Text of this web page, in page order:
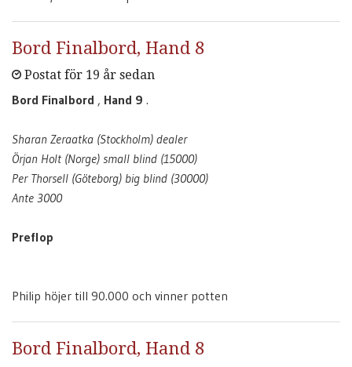
Bord Finalbord, Hand 8
Postat för 19 år sedan
Bord Finalbord , Hand 9 .
Sharan Zeraatka (Stockholm) dealer
Örjan Holt (Norge) small blind (15000)
Per Thorsell (Göteborg) big blind (30000)
Ante 3000
Preflop
Philip höjer till 90.000 och vinner potten
Bord Finalbord, Hand 8